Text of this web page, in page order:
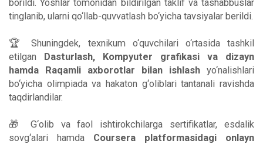
borildi. Yoshlar tomonidan bildirilgan taklif va tashabbuslar
tinglanib, ularni qo‘llab-quvvatlash bo‘yicha tavsiyalar berildi.
🏆 Shuningdek, texnikum o‘quvchilari o‘rtasida tashkil
etilgan Dasturlash, Kompyuter grafikasi va dizayn
hamda Raqamli axborotlar bilan ishlash yo‘nalishlari
bo‘yicha olimpiada va hakaton g‘oliblari tantanali ravishda
taqdirlandilar.
🎁 G‘olib va faol ishtirokchilarga sertifikatlar, esdalik
sovg‘alari hamda Coursera platformasidagi onlayn